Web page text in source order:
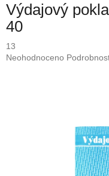
Výdajový
40
13
Průměrné
Neohodnoceno